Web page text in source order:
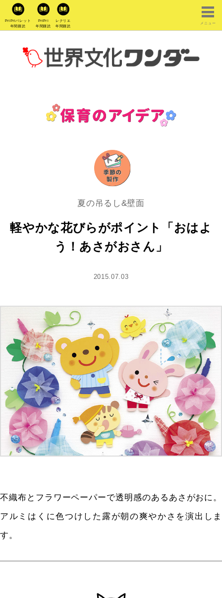
PriPriパレット
年間購読
PriPri
年間購読
レクリエ
年間購読
メニュー
夏の吊るし&壁面
軽やかな花びらがポイント「おはよ
う！あさがおさん」
2015.07.03
不織布とフラワーペーパーで透明感のあるあさがおに。
アルミはくに色つけした露が朝の爽やかさを演出しま
す。